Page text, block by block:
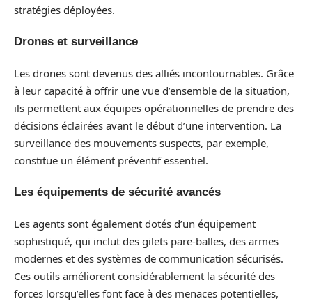
stratégies déployées.
Drones et surveillance
Les drones sont devenus des alliés incontournables. Grâce
à leur capacité à offrir une vue d’ensemble de la situation,
ils permettent aux équipes opérationnelles de prendre des
décisions éclairées avant le début d’une intervention. La
surveillance des mouvements suspects, par exemple,
constitue un élément préventif essentiel.
Les équipements de sécurité avancés
Les agents sont également dotés d’un équipement
sophistiqué, qui inclut des gilets pare-balles, des armes
modernes et des systèmes de communication sécurisés.
Ces outils améliorent considérablement la sécurité des
forces lorsqu’elles font face à des menaces potentielles,